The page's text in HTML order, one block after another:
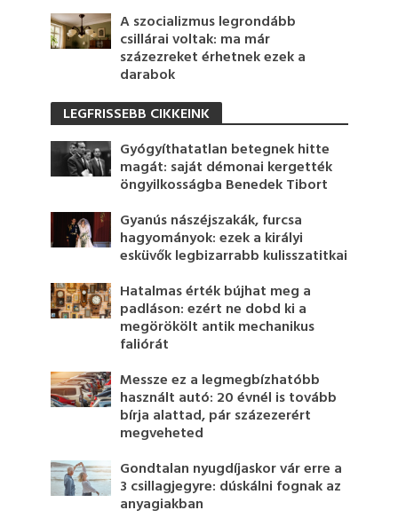
A szocializmus legrondább
csillárai voltak: ma már
százezreket érhetnek ezek a
darabok
LEGFRISSEBB CIKKEINK
Gyógyíthatatlan betegnek hitte
magát: saját démonai kergették
öngyilkosságba Benedek Tibort
Gyanús nászéjszakák, furcsa
hagyományok: ezek a királyi
esküvők legbizarrabb kulisszatitkai
Hatalmas érték bújhat meg a
padláson: ezért ne dobd ki a
megörökölt antik mechanikus
faliórát
Messze ez a legmegbízhatóbb
használt autó: 20 évnél is tovább
bírja alattad, pár százezerért
megveheted
Gondtalan nyugdíjaskor vár erre a
3 csillagjegyre: dúskálni fognak az
anyagiakban